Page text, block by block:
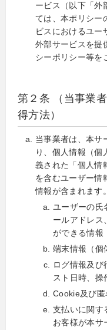
ービス（以下「外
ては、本ポリシー
ビスにおけるユー
外部サービスを提
シーポリシー等を
第２条 （当事業
得方法）
当事業者は、本サ
り、個人情報（個
義された「個人情
を含むユーザー情
情報が含まれます。
ユーザーの氏
ールアドレス
ができる情報
端末情報（個
ログ情報及び
スト日時、操
Cookie及び匿
支払いに関す
お客様が本サ